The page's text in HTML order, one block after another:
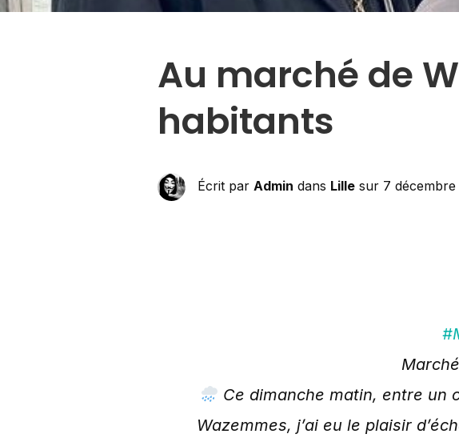
Au marché de
habitants
Écrit par Admin dans Lille sur 7 décembre
Ce dimanche matin, entre un
Wazemmes, j’ai eu le plaisir